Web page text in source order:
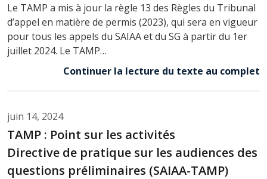
Le TAMP a mis à jour la règle 13 des Règles du Tribunal
d’appel en matière de permis (2023), qui sera en vigueur
pour tous les appels du SAIAA et du SG à partir du 1er
juillet 2024. Le TAMP…
Continuer la lecture du texte au complet
juin 14, 2024
TAMP : Point sur les activités
Directive de pratique sur les audiences des
questions préliminaires (SAIAA-TAMP)